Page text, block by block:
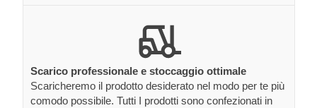
Scarico professionale e stoccaggio ottimale
Scaricheremo il prodotto desiderato nel modo per te più
comodo possibile. Tutti I prodotti sono confezionati in